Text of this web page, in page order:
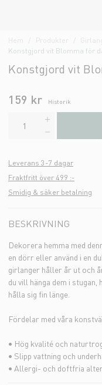
Hem Produkter
Konstgjord vit Blomma för
Konstgjord vit
159 kr Historik
Leverans 3-7 dagar
Fraktfritt över 499 :-
Smidig & säker betalning
BESKRIVNING
Dekorera hemma med
en dörr eller använd i en
girlanger håller år ut och
du vill hänga dem i
hålla sig fin länge.
Fördelar med våra
• Hög kvalité och
• Slipp vattning och
• Allergi- och doftfria